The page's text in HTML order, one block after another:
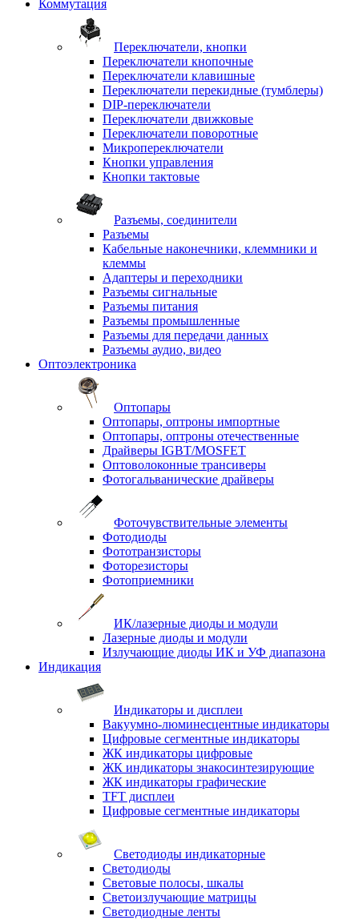
Коммутация
Переключатели, кнопки
Переключатели кнопочные
Переключатели клавишные
Переключатели перекидные (тумблеры)
DIP-переключатели
Переключатели движковые
Переключатели поворотные
Микропереключатели
Кнопки управления
Кнопки тактовые
Разъемы, соединители
Разъемы
Кабельные наконечники, клеммники и
клеммы
Адаптеры и переходники
Разъемы сигнальные
Разъемы питания
Разъемы промышленные
Разъемы для передачи данных
Разъемы аудио, видео
Оптоэлектроника
Оптопары
Оптопары, оптроны импортные
Оптопары, оптроны отечественные
Драйверы IGBT/MOSFET
Оптоволоконные трансиверы
Фотогальванические драйверы
Фоточувствительные элементы
Фотодиоды
Фототранзисторы
Фоторезисторы
Фотоприемники
ИК/лазерные диоды и модули
Лазерные диоды и модули
Излучающие диоды ИК и УФ диапазона
Индикация
Индикаторы и дисплеи
Вакуумно-люминесцентные индикаторы
Цифровые сегментные индикаторы
ЖК индикаторы цифровые
ЖК индикаторы знакосинтезирующие
ЖК индикаторы графические
TFT дисплеи
Цифровые сегментные индикаторы
Светодиоды индикаторные
Светодиоды
Световые полосы, шкалы
Светоизлучающие матрицы
Светодиодные ленты